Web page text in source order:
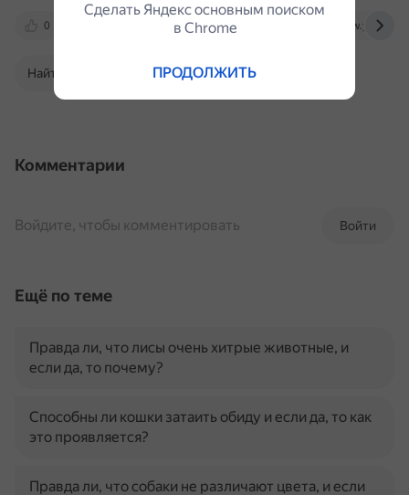
0 ped-kopilka.ru
Найти в Поиске
Комментарии
Войти
Войдите, чтобы комментировать
Ещё по теме
Правда ли, что лисы очень хитрые животные, и
если да, то почему?
Способны ли кошки затаить обиду и если да, то как
это проявляется?
Правда ли, что собаки не различают цвета, и если
Сделать Яндекс основным поиском
в Сhrome
ПРОДОЛЖИТЬ